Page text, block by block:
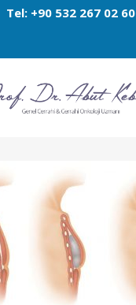
Tel: +90 532 267 02 60